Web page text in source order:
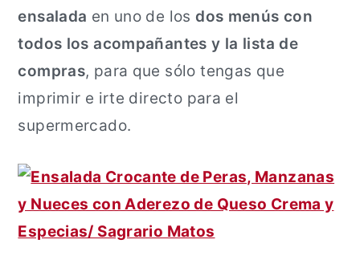
ensalada en uno de los dos menús con
todos los acompañantes y la lista de
compras, para que sólo tengas que
imprimir e irte directo para el
supermercado.